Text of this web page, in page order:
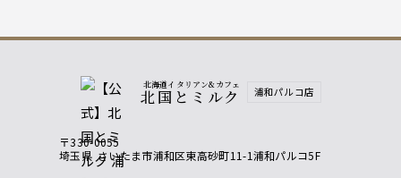
北海道イタリアン&カフェ
北国とミルク 浦和パルコ店
〒330-0055
埼玉県 さいたま市浦和区東高砂町11-1浦和パルコ5F